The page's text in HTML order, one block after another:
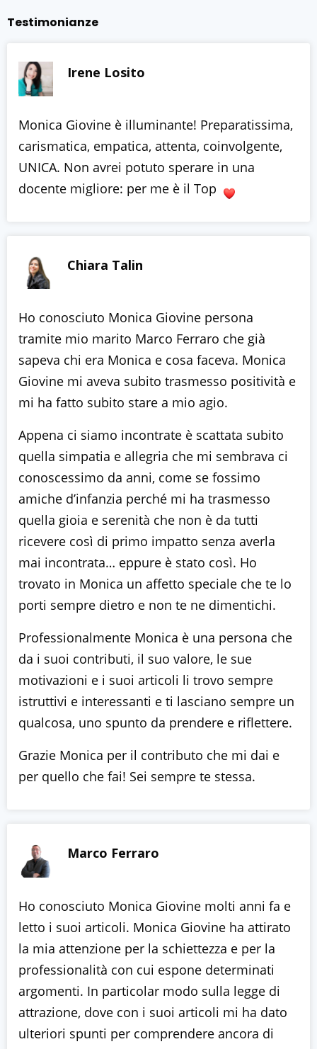
Testimonianze
Irene Losito
Monica Giovine è illuminante! Preparatissima,
carismatica, empatica, attenta, coinvolgente,
UNICA. Non avrei potuto sperare in una
docente migliore: per me è il Top
Chiara Talin
Ho conosciuto Monica Giovine persona
tramite mio marito Marco Ferraro che già
sapeva chi era Monica e cosa faceva. Monica
Giovine mi aveva subito trasmesso positività e
mi ha fatto subito stare a mio agio.
Appena ci siamo incontrate è scattata subito
quella simpatia e allegria che mi sembrava ci
conoscessimo da anni, come se fossimo
amiche d’infanzia perché mi ha trasmesso
quella gioia e serenità che non è da tutti
ricevere così di primo impatto senza averla
mai incontrata… eppure è stato così. Ho
trovato in Monica un affetto speciale che te lo
porti sempre dietro e non te ne dimentichi.
Professionalmente Monica è una persona che
da i suoi contributi, il suo valore, le sue
motivazioni e i suoi articoli li trovo sempre
istruttivi e interessanti e ti lasciano sempre un
qualcosa, uno spunto da prendere e riflettere.
Grazie Monica per il contributo che mi dai e
per quello che fai! Sei sempre te stessa.
Marco Ferraro
Ho conosciuto Monica Giovine molti anni fa e
letto i suoi articoli. Monica Giovine ha attirato
la mia attenzione per la schiettezza e per la
professionalità con cui espone determinati
argomenti. In particolar modo sulla legge di
attrazione, dove con i suoi articoli mi ha dato
ulteriori spunti per comprendere ancora di